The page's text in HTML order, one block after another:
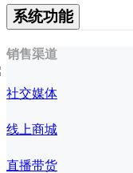
系统功能
销售渠道
社交媒体
线上商城
直播带货